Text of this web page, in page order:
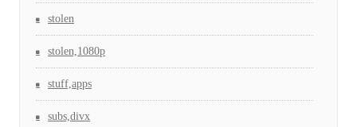
stolen
stolen,1080p
stuff,apps
subs,divx